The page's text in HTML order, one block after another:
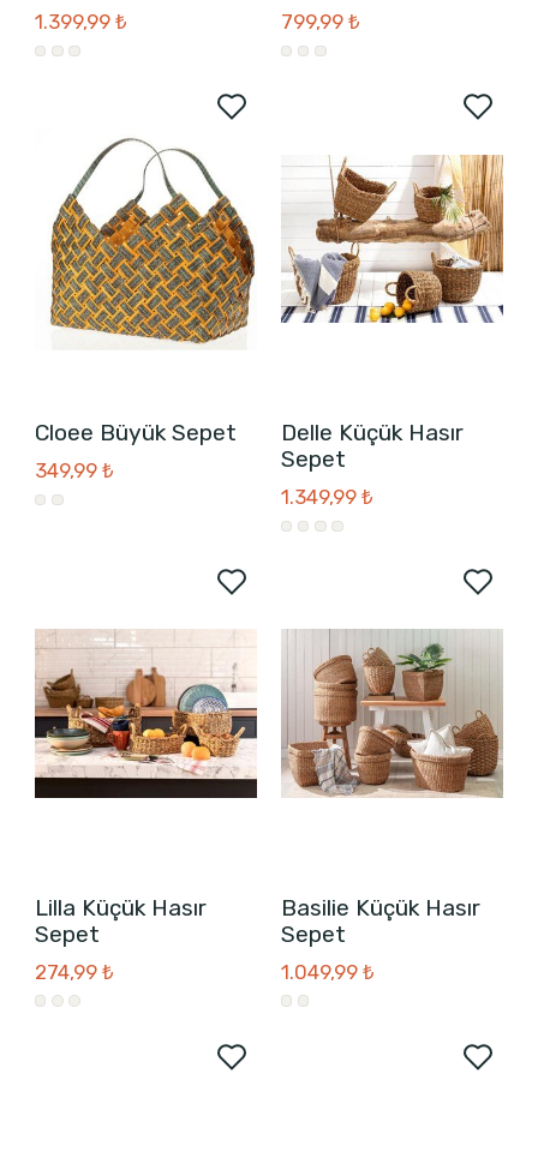
1.399,99 ₺ 799,99 ₺
Cloee Büyük Sepet
349,99 ₺
Delle Küçük Hasır
Sepet
1.349,99 ₺
Lilla Küçük Hasır
Sepet
274,99 ₺
Basilie Küçük Hasır
Sepet
1.049,99 ₺